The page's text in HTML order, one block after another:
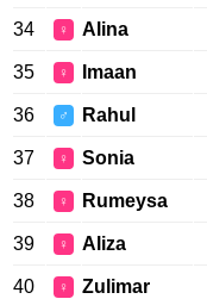
34 ♀ Alina
35 ♀ Imaan
36 ♂ Rahul
37 ♀ Sonia
38 ♀ Rumeysa
39 ♀ Aliza
40 ♀ Zulimar